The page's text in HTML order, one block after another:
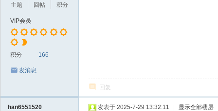
主题
回帖
积分
VIP会员
积分 166
发消息
回复
han6551520 发表于 2025-7-29 13:32:11 显示全部楼层